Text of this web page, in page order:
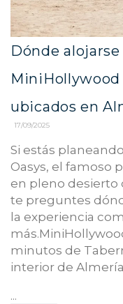
Dónde
MiniHollywood
ubicados en
17/09/2025
Si estás
Oasys, el famoso
en pleno desierto
te preguntes
la experiencia
minutos de
interior de
...